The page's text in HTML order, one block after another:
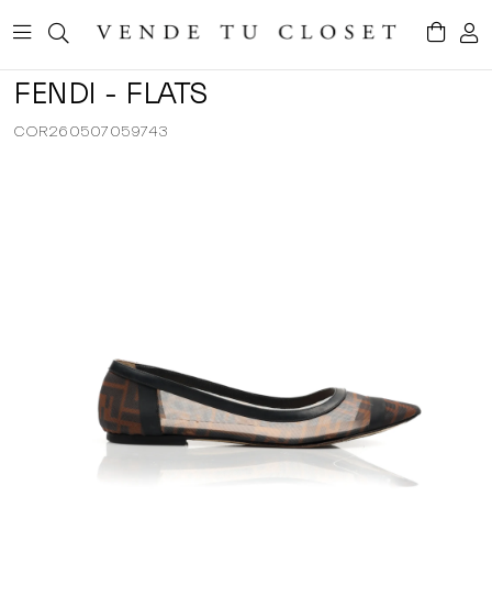
FENDI - FLATS
COR260507059743